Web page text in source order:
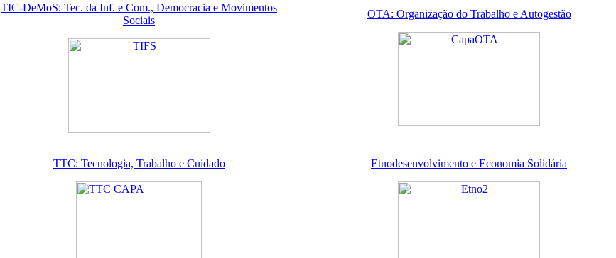
TIC-DeMoS: Tec. da Inf. e Com., Democracia e Movimentos
Sociais
OTA: Organização do Trabalho e Autogestão
TTC: Tecnologia, Trabalho e Cuidado Etnodesenvolvimento e Economia Solidária